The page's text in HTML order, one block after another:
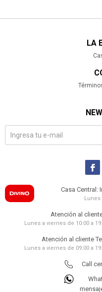
LA

Casa Central:
Lunes
Atención al
Lunes a viernes de 10:00 a
Atención al cliente
Lunes a viernes de 09:00 a
Call